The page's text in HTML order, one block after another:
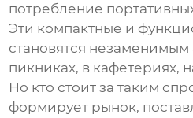
потребление
Эти компактные и
становятся незаменимым
пикниках, в кафетериях,
Но кто стоит за таким
формирует рынок,